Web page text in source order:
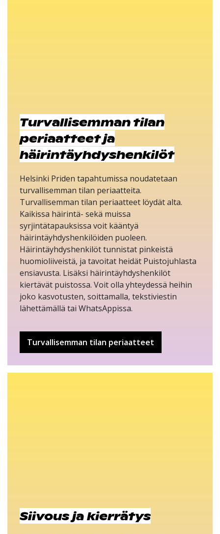
Turvallisemman tilan
periaatteet ja
häirintäyhdyshenkilöt
Helsinki Priden tapahtumissa noudatetaan
turvallisemman tilan periaatteita.
Turvallisemman tilan periaatteet löydät alta.
Kaikissa häirintä- sekä muissa
syrjintätapauksissa voit kääntyä
häirintäyhdyshenkilöiden puoleen.
Häirintäyhdyshenkilöt tunnistat pinkeistä
huomioliiveistä, ja tavoitat heidät Puistojuhlasta
ensiavusta. Lisäksi häirintäyhdyshenkilöt
kiertävät puistossa. Voit olla yhteydessä heihin
joko kasvotusten, soittamalla, tekstiviestin
lähettämällä tai WhatsAppissa.
Turvallisemman tilan periaatteet
Siivous ja kierrätys